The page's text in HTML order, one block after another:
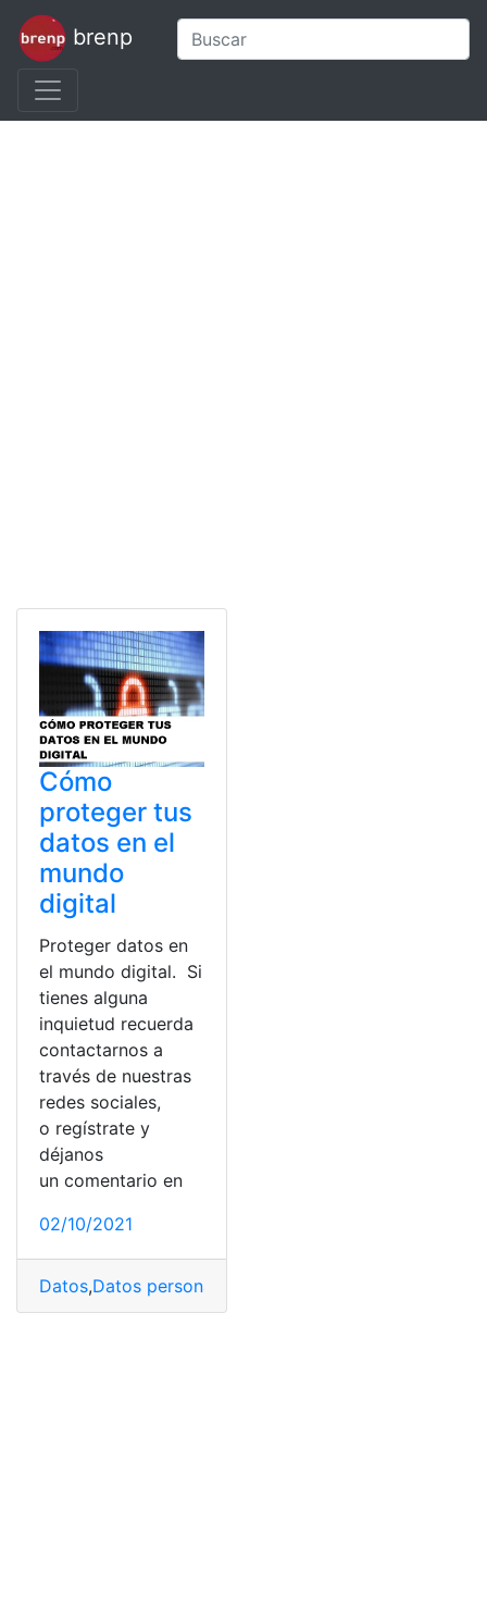
brenp
Cómo
proteger tus
datos en el
mundo
digital
Proteger datos en
el mundo digital. Si
tienes alguna
inquietud recuerda
contactarnos a
través de nuestras
redes sociales,
o regístrate y
déjanos
un comentario en
02/10/2021
Datos,Datos personales